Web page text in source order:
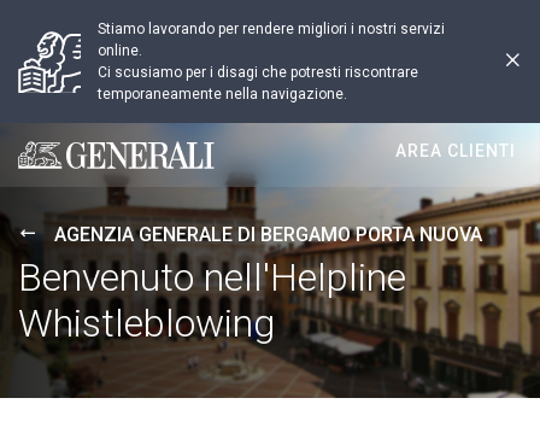
Stiamo lavorando per rendere migliori i nostri servizi
online.
Ci scusiamo per i disagi che potresti riscontrare
temporaneamente nella navigazione.
Generali logo
AREA CLIENTI
AGENZIA GENERALE DI BERGAMO PORTA NUOVA
Benvenuto nell'Helpline
Whistleblowing